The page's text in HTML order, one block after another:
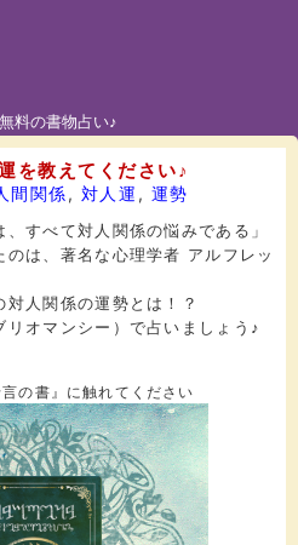
料の書物占い♪
を教えてください♪
間関係, 対人運 , 運勢
、すべて対人関係の悩みである」
のは、著名な心理学者 アルフレッ
対人関係の運勢とは！？
リオマンシー）で占いましょう♪
の書』に触れてください